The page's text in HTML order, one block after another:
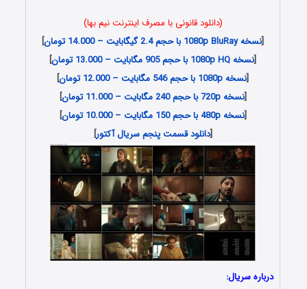
(دانلود قانونی با مصرف اینترنت نیم بها)
[نسخه 1080p BluRay با حجم 2.4 گیگابایت – 14.000 تومان
]
[نسخه 1080p HQ با حجم 905 مگابایت – 13.000 تومان
]
[نسخه 1080p با حجم 546 مگابایت – 12.000 تومان
]
[نسخه 720p با حجم 240 مگابایت – 11.000 تومان
]
[نسخه 480p با حجم 150 مگابایت – 10.000 تومان
]
[دانلود قسمت پنجم سریال آکتور]
درباره سریال: